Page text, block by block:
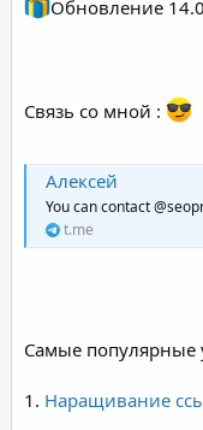
Обновление
Связь со мной :
Алексей
You can contact
t.me
Самые популярные
1. Наращивание